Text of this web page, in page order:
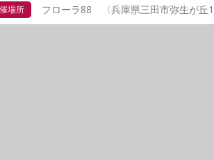
場所 フローラ88 〈兵庫県三田市弥生が丘